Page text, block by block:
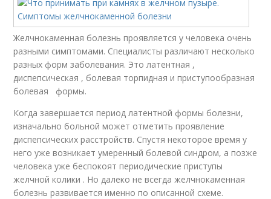
Желчнокаменная болезнь проявляется у человека очень
разными симптомами. Специалисты различают несколько
разных форм заболевания. Это латентная ,
диспепсическая , болевая торпидная и приступообразная
болевая формы.
Когда завершается период латентной формы болезни,
изначально больной может отметить проявление
диспепсических расстройств. Спустя некоторое время у
него уже возникает умеренный болевой синдром, а позже
человека уже беспокоят периодические приступы
желчной колики . Но далеко не всегда желчнокаменная
болезнь развивается именно по описанной схеме.